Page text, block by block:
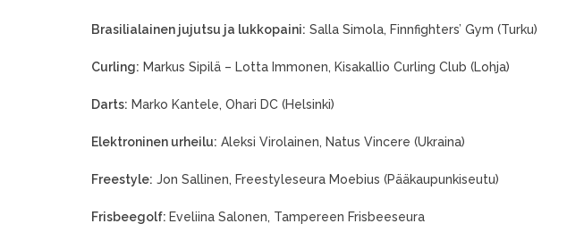
Brasilialainen jujutsu ja lukkopaini: Salla Simola, Finnfighters’ Gym (Turku)
Curling: Markus Sipilä – Lotta Immonen, Kisakallio Curling Club (Lohja)
Darts: Marko Kantele, Ohari DC (Helsinki)
Elektroninen urheilu: Aleksi Virolainen, Natus Vincere (Ukraina)
Freestyle: Jon Sallinen, Freestyleseura Moebius (Pääkaupunkiseutu)
Frisbeegolf: Eveliina Salonen, Tampereen Frisbeeseura